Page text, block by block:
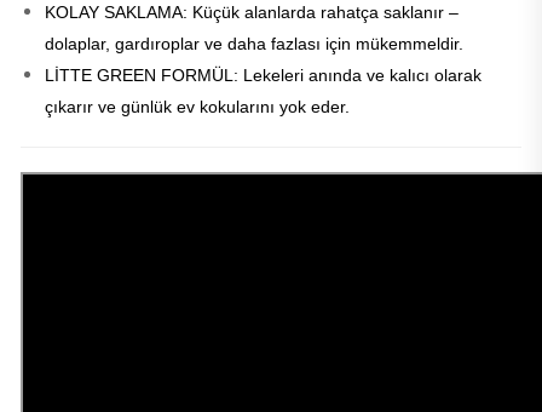
KOLAY SAKLAMA: Küçük alanlarda rahatça saklanır –
dolaplar, gardıroplar ve daha fazlası için mükemmeldir.
LİTTE GREEN FORMÜL: Lekeleri anında ve kalıcı olarak
çıkarır ve günlük ev kokularını yok eder.